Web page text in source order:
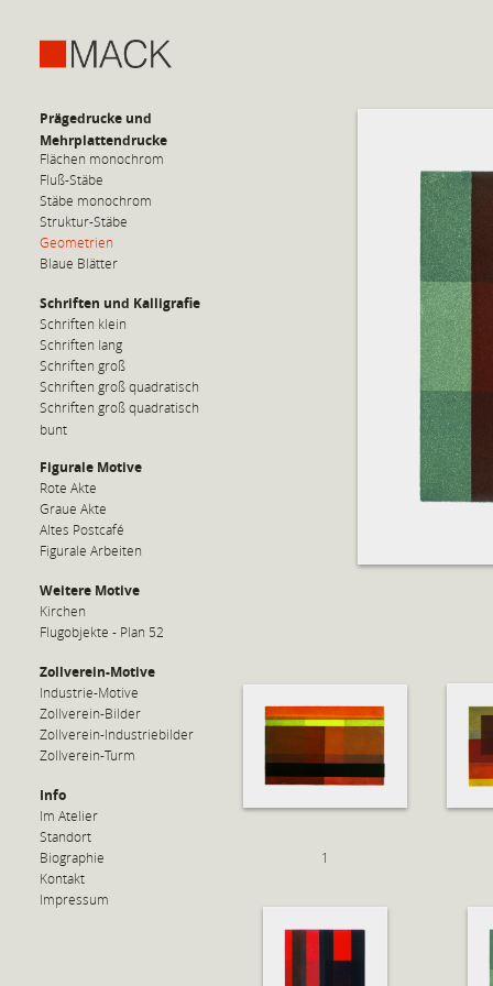
Prägedrucke und
Mehrplattendrucke
Flächen monochrom
Fluß-Stäbe
Stäbe monochrom
Struktur-Stäbe
Geometrien
Blaue Blätter
Schriften und Kalligrafie
Schriften klein
Schriften lang
Schriften groß
Schriften groß quadratisch
Schriften groß quadratisch
bunt
Figurale Motive
Rote Akte
Graue Akte
Altes Postcafé
Figurale Arbeiten
Weitere Motive
Kirchen
Flugobjekte - Plan 52
Zollverein-Motive
Industrie-Motive
Zollverein-Bilder
Zollverein-Industriebilder
Zollverein-Turm
Info
Im Atelier
Standort
Biographie
Kontakt
Impressum
1